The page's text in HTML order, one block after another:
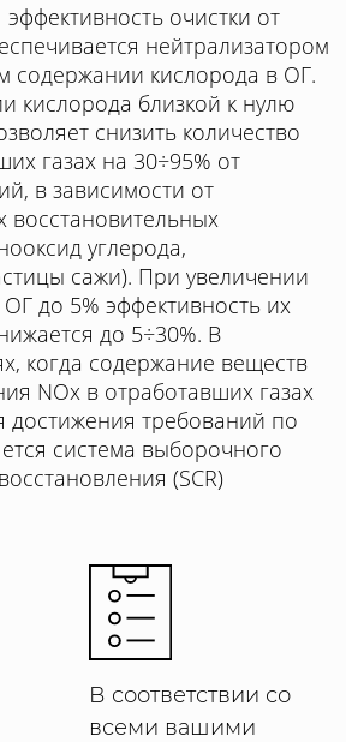
очистки от
нейтрализатором
содержании кислорода в ОГ.
кислорода близкой к нулю
снизить количество
газах на 30÷95% от
в зависимости от
восстановительных
углерода,
сажи). При увеличении
до 5% эффективность их
до 5÷30%. В
когда содержание веществ
NOx в отработавших газах
достижения требований по
система выборочного
(SCR)
В соответствии со
всеми вашими